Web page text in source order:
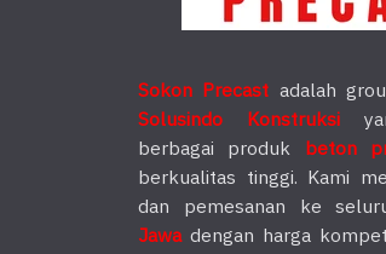
Sokon Precast adalah
Solusindo Konstruksi
berbagai produk beton
berkualitas tinggi. Kami
dan pemesanan ke
Jawadengan harga